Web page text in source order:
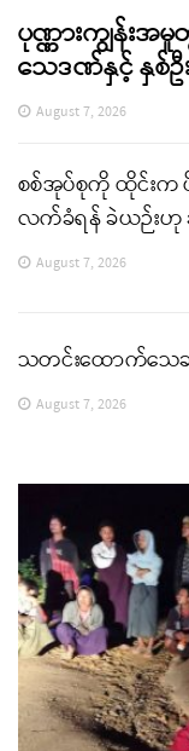
ပုဏ္ဏားကျွန်း
သေဒဏ်နှင့် နှစ်ဦ
August 7, 2026
စစ်အုပ်စုကို ထိုင်းက
လက်ခံရန် ခဲယဉ်း
August 7, 2026
သတင်းထောက်သေဆုံ
August 7, 2026